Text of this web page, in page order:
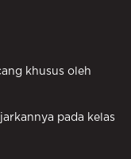
khusus oleh
pada kelas